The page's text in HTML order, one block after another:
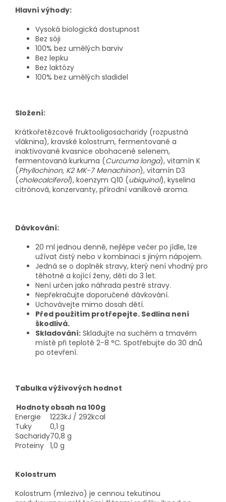
Hlavní výhody:
Vysoká biologická dostupnost
Bez sóji
100% bez umělých barviv
Bez lepku
Bez laktózy
100% bez umělých sladidel
Složení:
Krátkořetězcové fruktooligosacharidy (rozpustná
vláknina), kravské kolostrum, fermentované a
inaktivované kvasnice obohacené selenem,
fermentovaná kurkuma (Curcuma longa), vitamín K
(Phyllochinon, K2 MK-7 Menachinon), vitamín D3
(cholecalciferol), koenzym Q10 (ubiquinol), kyselina
citrónová, konzervanty, přírodní vanilkové aroma.
Dávkování:
20 ml jednou denně, nejlépe večer po jídle, lze
užívat čistý nebo v kombinaci s jiným nápojem.
Jedná se o doplněk stravy, který není vhodný pro
těhotné a kojící ženy, děti do 3 let.
Není určen jako náhrada pestré stravy.
Nepřekračujte doporučené dávkování.
Uchovávejte mimo dosah dětí.
Před použitím protřepejte. Sedlina není
škodlivá.
Skladování: Skladujte na suchém a tmavém
místě při teplotě 2-8 °C. Spotřebujte do 30 dnů
po otevření.
Tabulka výživových hodnot
Hodnotyobsah na 100g
Energie
1223kJ / 292kcal
Tuky
0,1 g
Sacharidy70,8 g
Proteiny 1,0 g
Kolostrum
Kolostrum (mlezivo) je cennou tekutinou